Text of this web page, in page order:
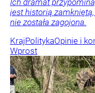
jest historią
nie została zagojona.
KrajPolitykaOpinie i
Wprost